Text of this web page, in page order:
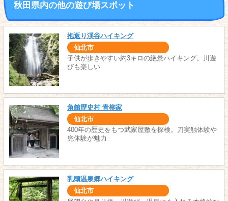
秋田県内の他の遊び場スポット
抱返り渓谷ハイキング
仙北市
子供が歩きやすい約3キロの絶景ハイキング。川遊
びも楽しい
角館歴史村 青柳家
仙北市
400年の歴史をもつ武家屋敷を探検。刀実触体験や
兜体験が魅力
乳頭温泉郷ハイキング
仙北市